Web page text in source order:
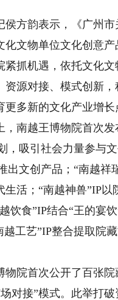
韵表示，《广州市
化文物单位文化创意
抓机遇，依托文化
源对接、模式创新
多新的文化产业增长
越王博物院首次发
，吸引社会力量参与
出文创产品；“南越
活；“南越神兽”IP
饮食”IP结合“王的宴
越工艺”IP整合提取院
首次公开了百张院
对接”模式。此举打